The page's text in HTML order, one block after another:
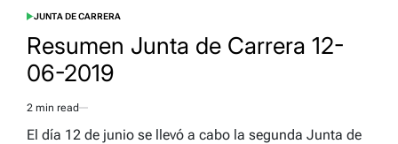
POSTED
JUNTA DE CARRERA
Resumen Junta de Carrera 12-
06-2019
Estimated
read
2 min read
El día 12 de junio se llevó a cabo la segunda Junta de